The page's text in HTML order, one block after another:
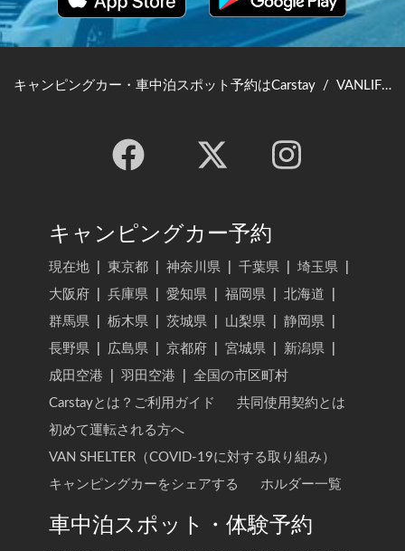
キャンピングカー・車中泊スポット予約はCarstay / VANLIFE JAPAN TOP
キャンピングカー予約
現在地 東京都 神奈川県 千葉県 埼玉県
大阪府
兵庫県 愛知県 福岡県 北海道
群馬県
栃木県 茨城県 山梨県 静岡県
長野県
広島県 京都府 宮城県 新潟県
成田空港
羽田空港
全国の市区町村
Carstayとは？ご利用ガイド
共同使用契約とは
初めて運転される方へ
VAN SHELTER（COVID-19に対する取り組み）
キャンピングカーをシェアする
ホルダー一覧
車中泊スポット・体験予約